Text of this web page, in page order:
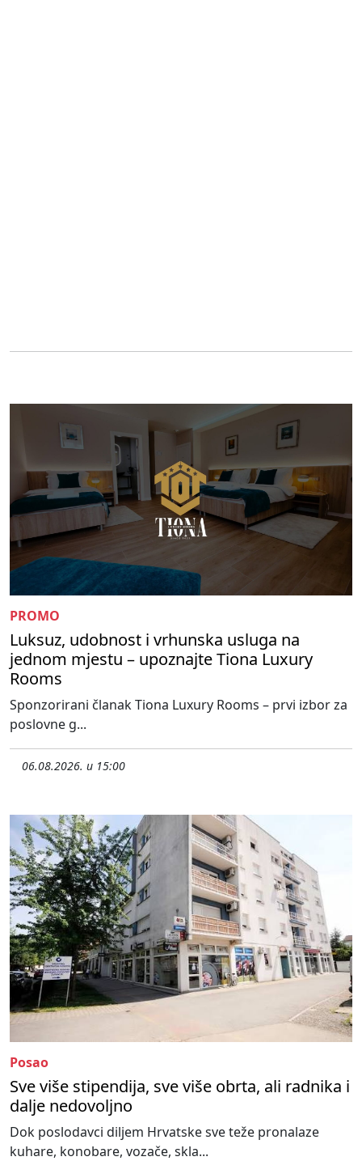
PROMO
Luksuz, udobnost i vrhunska usluga na
jednom mjestu – upoznajte Tiona Luxury
Rooms
Sponzorirani članak Tiona Luxury Rooms – prvi izbor za
poslovne g...
06.08.2026. u 15:00
Posao
Sve više stipendija, sve više obrta, ali radnika i
dalje nedovoljno
Dok poslodavci diljem Hrvatske sve teže pronalaze
kuhare, konobare, vozače, skla...